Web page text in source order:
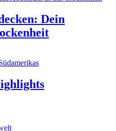
Dein